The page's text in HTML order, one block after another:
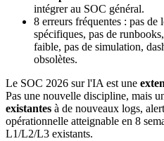
intégrer au SOC général.
8 erreurs fréquentes : pas de
spécifiques, pas de
faible, pas de simulation,
obsolètes.
Le SOC 2026 sur l'IA est une
Pas une nouvelle discipline, mais
existantes à de nouveaux logs,
opérationnelle atteignable en 8
L1/L2/L3 existants.